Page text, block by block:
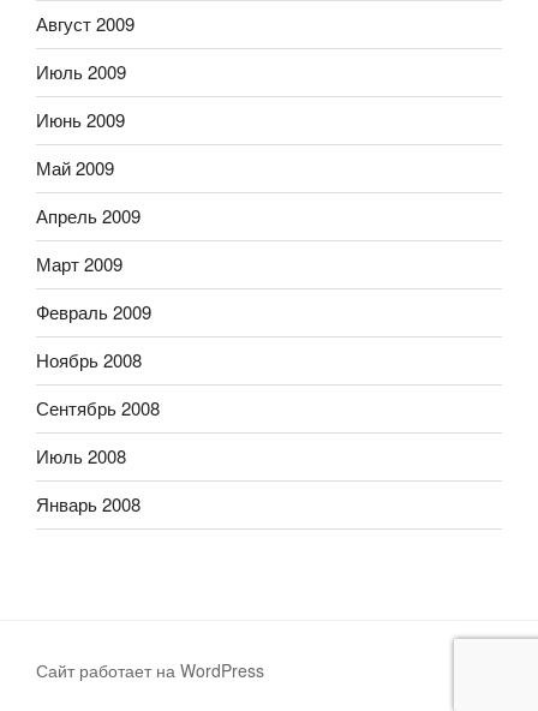
Август 2009
Июль 2009
Июнь 2009
Май 2009
Апрель 2009
Март 2009
Февраль 2009
Ноябрь 2008
Сентябрь 2008
Июль 2008
Январь 2008
Сайт работает на WordPress